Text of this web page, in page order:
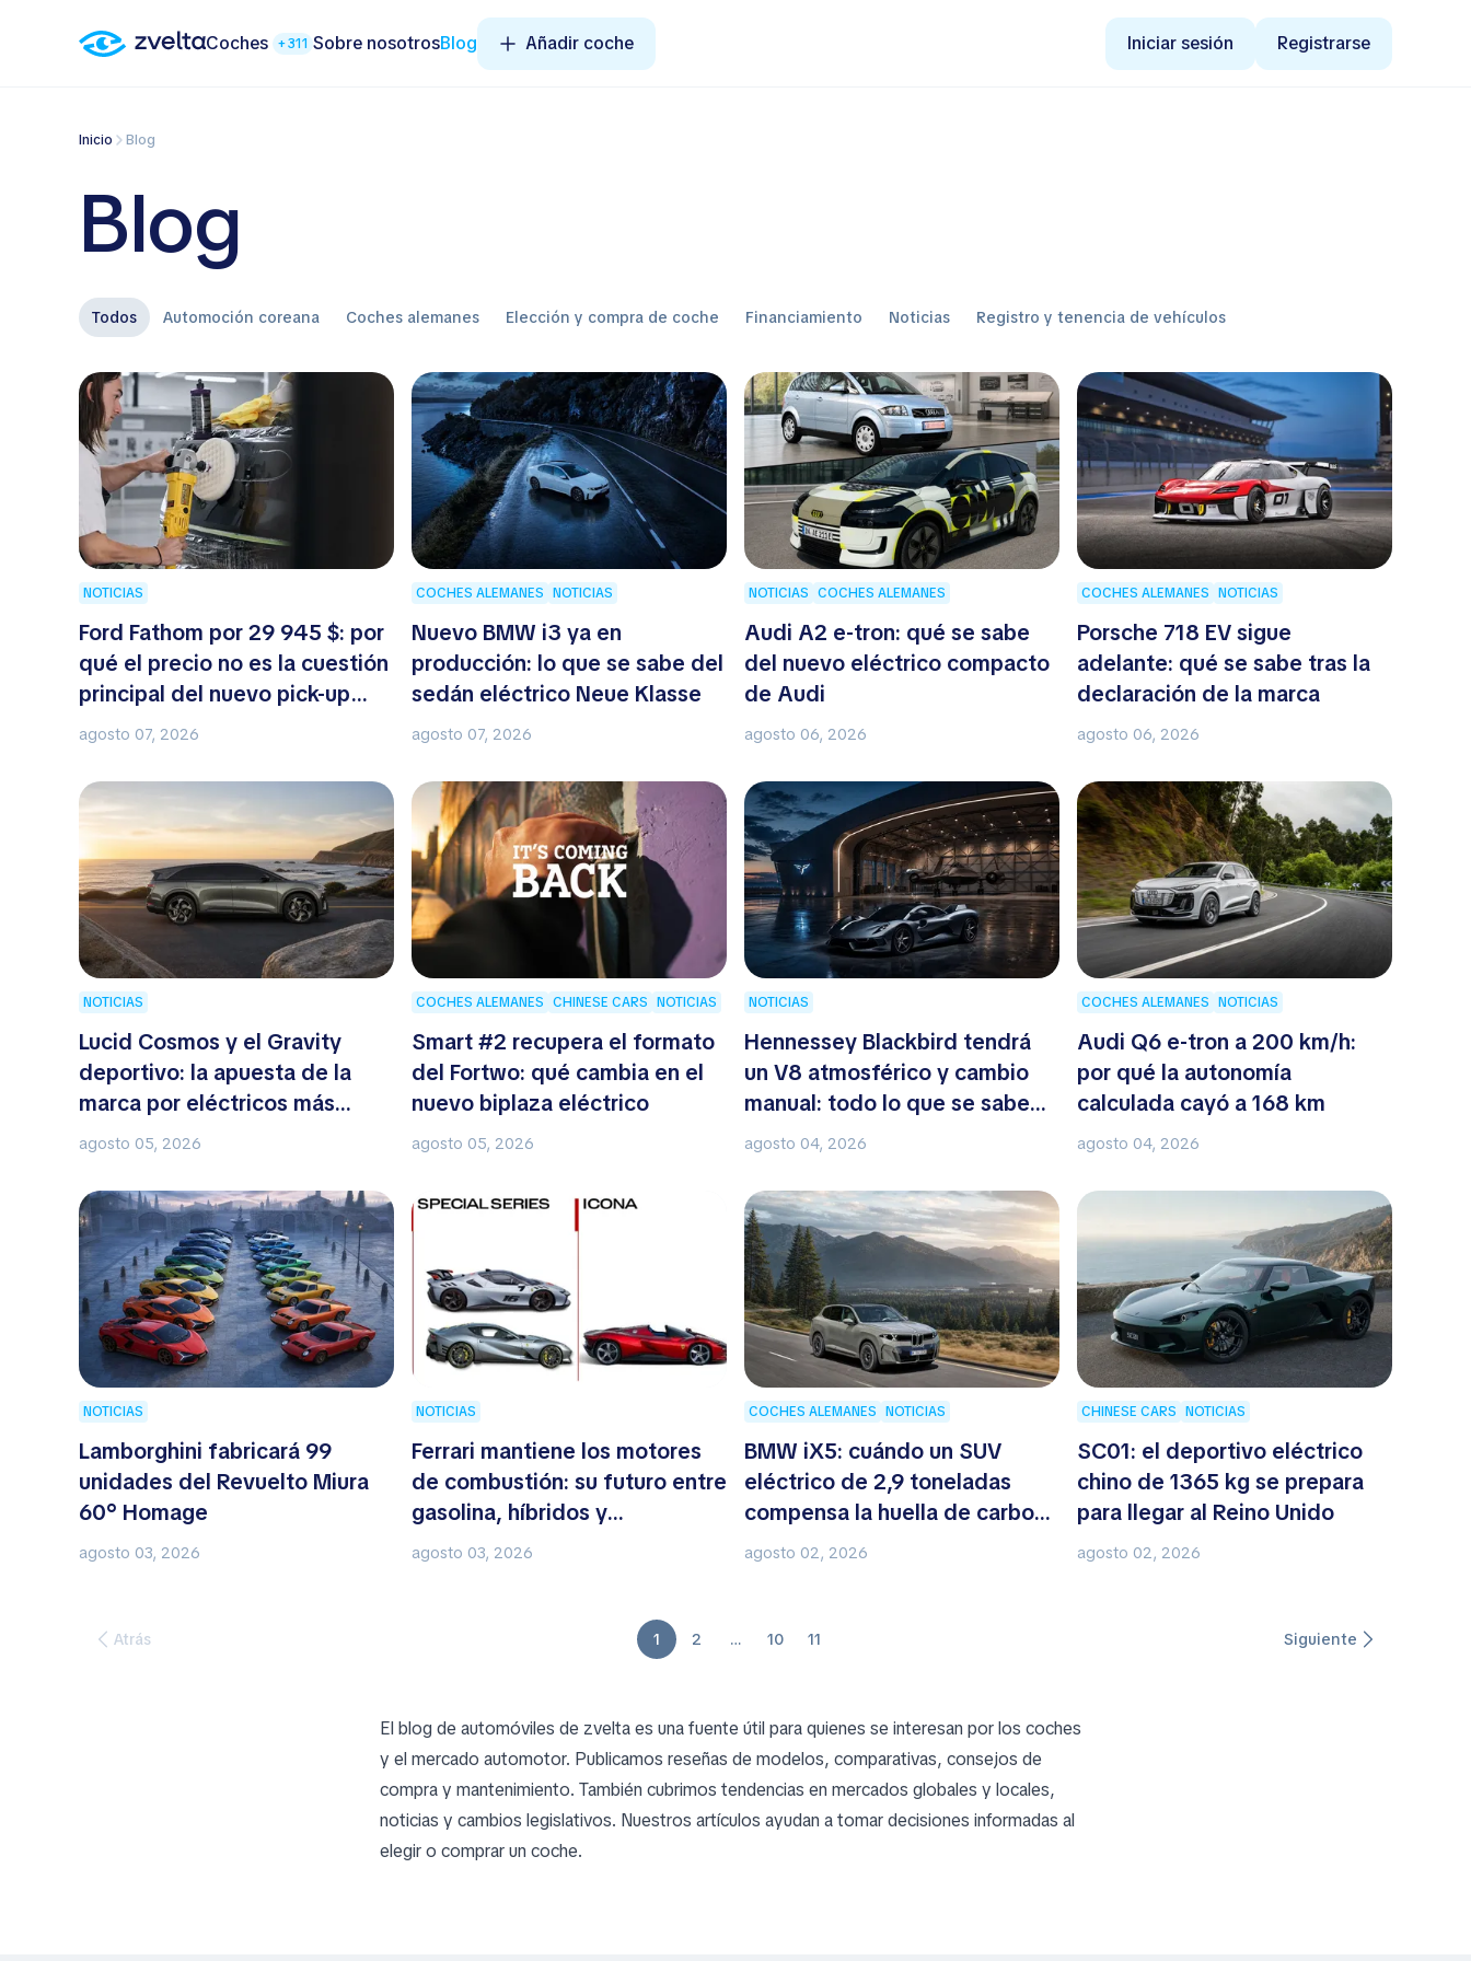
Coches +311 Sobre nosotrosBlog Añadir coche Iniciar sesión Registrarse
Inicio Blog
Blog
Todos Automoción coreana Coches alemanes Elección y compra de coche Financiamiento Noticias Registro y tenencia de vehículos
NOTICIAS
Ford Fathom por 29 945 $: por
qué el precio no es la cuestión
principal del nuevo pick-up
eléctrico
agosto 07, 2026
COCHES ALEMANES NOTICIAS
Nuevo BMW i3 ya en
producción: lo que se sabe del
sedán eléctrico Neue Klasse
agosto 07, 2026
NOTICIAS COCHES ALEMANES
Audi A2 e-tron: qué se sabe
del nuevo eléctrico compacto
de Audi
agosto 06, 2026
COCHES ALEMANES NOTICIAS
Porsche 718 EV sigue
adelante: qué se sabe tras la
declaración de la marca
agosto 06, 2026
NOTICIAS
Lucid Cosmos y el Gravity
deportivo: la apuesta de la
marca por eléctricos más
asequibles
agosto 05, 2026
COCHES ALEMANES CHINESE CARS NOTICIAS
Smart #2 recupera el formato
del Fortwo: qué cambia en el
nuevo biplaza eléctrico
agosto 05, 2026
NOTICIAS
Hennessey Blackbird tendrá
un V8 atmosférico y cambio
manual: todo lo que se sabe
del nuevo hipercoche
agosto 04, 2026
COCHES ALEMANES NOTICIAS
Audi Q6 e-tron a 200 km/h:
por qué la autonomía
calculada cayó a 168 km
agosto 04, 2026
NOTICIAS
Lamborghini fabricará 99
unidades del Revuelto Miura
60° Homage
agosto 03, 2026
NOTICIAS
Ferrari mantiene los motores
de combustión: su futuro entre
gasolina, híbridos y
electricidad
agosto 03, 2026
COCHES ALEMANES NOTICIAS
BMW iX5: cuándo un SUV
eléctrico de 2,9 toneladas
compensa la huella de carbono
de su batería
agosto 02, 2026
CHINESE CARS NOTICIAS
SC01: el deportivo eléctrico
chino de 1365 kg se prepara
para llegar al Reino Unido
agosto 02, 2026
Atrás 1 2 … 10 11 Siguiente
El blog de automóviles de zvelta es una fuente útil para quienes se interesan por los coches
y el mercado automotor. Publicamos reseñas de modelos, comparativas, consejos de
compra y mantenimiento. También cubrimos tendencias en mercados globales y locales,
noticias y cambios legislativos. Nuestros artículos ayudan a tomar decisiones informadas al
elegir o comprar un coche.